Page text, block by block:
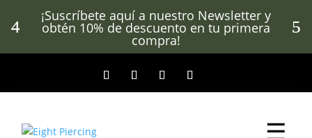
¡Suscríbete aquí a nuestro Newsletter y
obtén 10% de descuento en tu primera
compra!
☰